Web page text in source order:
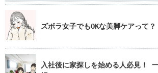
ズボラ女子でもOKな美脚ケアって？
入社後に家探しを始める人必見！